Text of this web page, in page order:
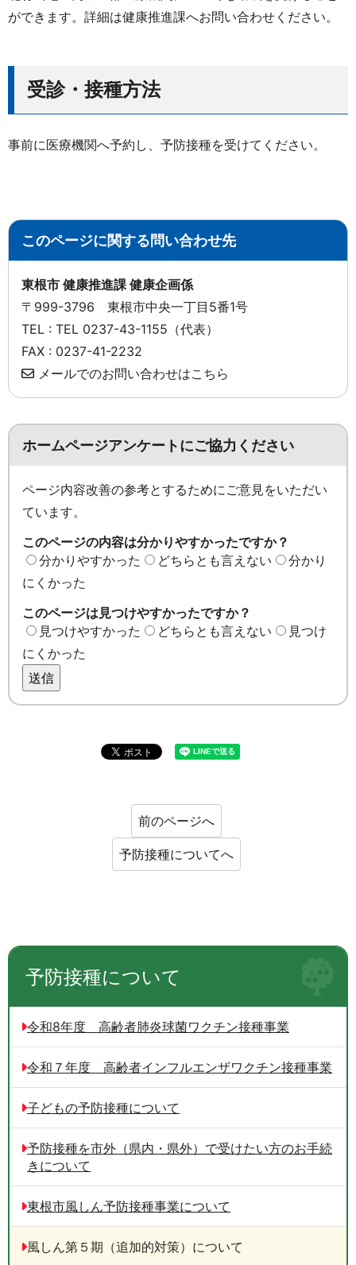
ができます。詳細は健康推進課へお問い合わせください。
受診・接種方法
事前に医療機関へ予約し、予防接種を受けてください。
このページに関する問い合わせ先
東根市 健康推進課 健康企画係
〒999-3796 東根市中央一丁目5番1号
TEL : TEL 0237-43-1155（代表）
FAX : 0237-41-2232
メールでのお問い合わせはこちら
ホームページアンケートにご協力ください
ページ内容改善の参考とするためにご意見をいただい
ています。
このページの内容は分かりやすかったですか？
分かりやすかった
どちらとも言えない
分かり
にくかった
このページは見つけやすかったですか？
見つけやすかった
どちらとも言えない
見つけ
にくかった
送信
前のページへ
予防接種についてへ
予防接種について
令和8年度 高齢者肺炎球菌ワクチン接種事業
令和７年度 高齢者インフルエンザワクチン接種事業
子どもの予防接種について
予防接種を市外（県内・県外）で受けたい方のお手続
きについて
東根市風しん予防接種事業について
風しん第５期（追加的対策）について